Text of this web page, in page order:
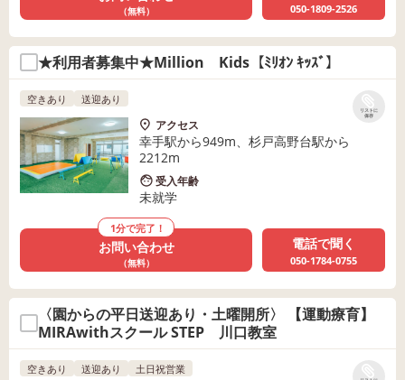
（無料） 050-1809-2526
★利用者募集中★Million Kids【ﾐﾘｵﾝ ｷｯｽﾞ】
リストに
保存
空きあり 送迎あり
アクセス
幸手駅から949m、杉戸高野台駅から
2212m
受入年齢
未就学
1分で完了！
お問い合わせ
（無料）
電話で聞く
050-1784-0755
〈園からの平日送迎あり・土曜開所〉 【運動療育】
MIRAwithスクール STEP 川口教室
空きあり 送迎あり 土日祝営業